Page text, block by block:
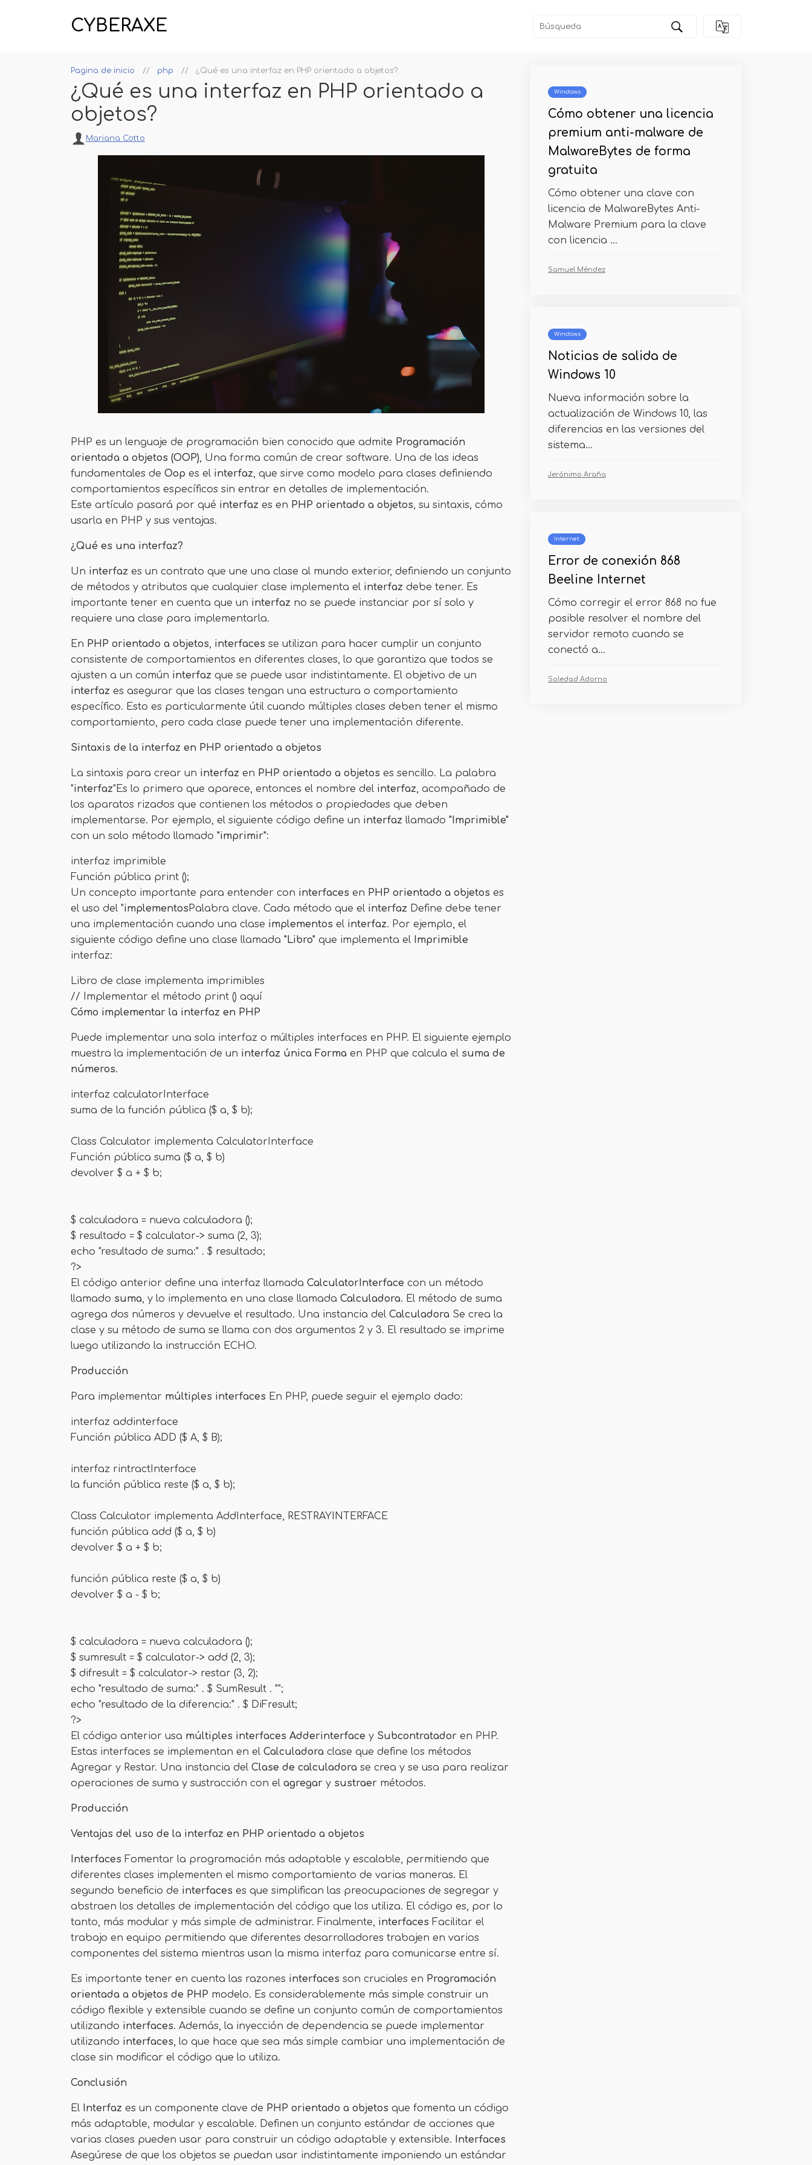
CYBERAXE
Pagina de inicio php ¿Qué es una interfaz en PHP orientado a objetos?
¿Qué es una interfaz en PHP orientado a
objetos?
Mariana Cotto
PHP es un lenguaje de programación bien conocido que admite Programación
orientada a objetos (OOP), Una forma común de crear software. Una de las ideas
fundamentales de Oop es el interfaz, que sirve como modelo para clases definiendo
comportamientos específicos sin entrar en detalles de implementación.
Este artículo pasará por qué interfaz es en PHP orientado a objetos, su sintaxis, cómo
usarla en PHP y sus ventajas.
¿Qué es una interfaz?
Un interfaz es un contrato que une una clase al mundo exterior, definiendo un conjunto
de métodos y atributos que cualquier clase implementa el interfaz debe tener. Es
importante tener en cuenta que un interfaz no se puede instanciar por sí solo y
requiere una clase para implementarla.
En PHP orientado a objetos, interfaces se utilizan para hacer cumplir un conjunto
consistente de comportamientos en diferentes clases, lo que garantiza que todos se
ajusten a un común interfaz que se puede usar indistintamente. El objetivo de un
interfaz es asegurar que las clases tengan una estructura o comportamiento
específico. Esto es particularmente útil cuando múltiples clases deben tener el mismo
comportamiento, pero cada clase puede tener una implementación diferente.
Sintaxis de la interfaz en PHP orientado a objetos
La sintaxis para crear un interfaz en PHP orientado a objetos es sencillo. La palabra
"interfaz"Es lo primero que aparece, entonces el nombre del interfaz, acompañado de
los aparatos rizados que contienen los métodos o propiedades que deben
implementarse. Por ejemplo, el siguiente código define un interfaz llamado "Imprimible"
con un solo método llamado "imprimir":
interfaz imprimible
Función pública print ();
Un concepto importante para entender con interfaces en PHP orientado a objetos es
el uso del "implementosPalabra clave. Cada método que el interfaz Define debe tener
una implementación cuando una clase implementos el interfaz. Por ejemplo, el
siguiente código define una clase llamada "Libro" que implementa el Imprimible
interfaz:
Libro de clase implementa imprimibles
// Implementar el método print () aquí
Cómo implementar la interfaz en PHP
Puede implementar una sola interfaz o múltiples interfaces en PHP. El siguiente ejemplo
muestra la implementación de un interfaz única Forma en PHP que calcula el suma de
números.
interfaz calculatorInterface
suma de la función pública ($ a, $ b);
Class Calculator implementa CalculatorInterface
Función pública suma ($ a, $ b)
devolver $ a + $ b;
$ calculadora = nueva calculadora ();
$ resultado = $ calculator-> suma (2, 3);
echo "resultado de suma:" . $ resultado;
?>
El código anterior define una interfaz llamada CalculatorInterface con un método
llamado suma, y lo implementa en una clase llamada Calculadora. El método de suma
agrega dos números y devuelve el resultado. Una instancia del Calculadora Se crea la
clase y su método de suma se llama con dos argumentos 2 y 3. El resultado se imprime
luego utilizando la instrucción ECHO.
Producción
Para implementar múltiples interfaces En PHP, puede seguir el ejemplo dado:
interfaz addinterface
Función pública ADD ($ A, $ B);
interfaz rintractInterface
la función pública reste ($ a, $ b);
Class Calculator implementa AddInterface, RESTRAYINTERFACE
función pública add ($ a, $ b)
devolver $ a + $ b;
función pública reste ($ a, $ b)
devolver $ a - $ b;
$ calculadora = nueva calculadora ();
$ sumresult = $ calculator-> add (2, 3);
$ difresult = $ calculator-> restar (3, 2);
echo "resultado de suma:" . $ SumResult . "";
echo "resultado de la diferencia:" . $ DiFresult;
?>
El código anterior usa múltiples interfaces Adderinterface y Subcontratador en PHP.
Estas interfaces se implementan en el Calculadora clase que define los métodos
Agregar y Restar. Una instancia del Clase de calculadora se crea y se usa para realizar
operaciones de suma y sustracción con el agregar y sustraer métodos.
Producción
Ventajas del uso de la interfaz en PHP orientado a objetos
Interfaces Fomentar la programación más adaptable y escalable, permitiendo que
diferentes clases implementen el mismo comportamiento de varias maneras. El
segundo beneficio de interfaces es que simplifican las preocupaciones de segregar y
abstraen los detalles de implementación del código que los utiliza. El código es, por lo
tanto, más modular y más simple de administrar. Finalmente, interfaces Facilitar el
trabajo en equipo permitiendo que diferentes desarrolladores trabajen en varios
componentes del sistema mientras usan la misma interfaz para comunicarse entre sí.
Es importante tener en cuenta las razones interfaces son cruciales en Programación
orientada a objetos de PHP modelo. Es considerablemente más simple construir un
código flexible y extensible cuando se define un conjunto común de comportamientos
utilizando interfaces. Además, la inyección de dependencia se puede implementar
utilizando interfaces, lo que hace que sea más simple cambiar una implementación de
clase sin modificar el código que lo utiliza.
Conclusión
El Interfaz es un componente clave de PHP orientado a objetos que fomenta un código
más adaptable, modular y escalable. Definen un conjunto estándar de acciones que
varias clases pueden usar para construir un código adaptable y extensible. Interfaces
Asegúrese de que los objetos se puedan usar indistintamente imponiendo un estándar
Windows
Cómo obtener una licencia
premium anti-malware de
MalwareBytes de forma
gratuita
Cómo obtener una clave con
licencia de MalwareBytes Anti-
Malware Premium para la clave
con licencia ...
Samuel Méndez
Windows
Noticias de salida de
Windows 10
Nueva información sobre la
actualización de Windows 10, las
diferencias en las versiones del
sistema...
Jerónimo Araña
Internet
Error de conexión 868
Beeline Internet
Cómo corregir el error 868 no fue
posible resolver el nombre del
servidor remoto cuando se
conectó a...
Soledad Adorno